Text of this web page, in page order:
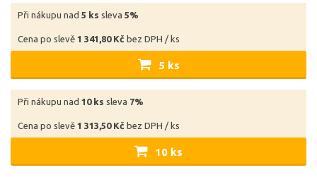
Při nákupu nad 5 ks sleva 5%
Cena po slevě 1 341,80 Kč bez DPH / ks
5 ks
Při nákupu nad 10 ks sleva 7%
Cena po slevě 1 313,50 Kč bez DPH / ks
10 ks